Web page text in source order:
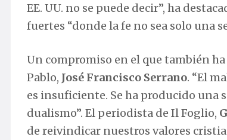
EE. UU. no se puede decir”, ha
fuertes “donde la fe no sea solo una
Un compromiso en el que también
Pablo, José Francisco Serrano. “El
es insuficiente. Se ha producido una
dualismo”. El periodista de Il Foglio,
de reivindicar nuestros valores